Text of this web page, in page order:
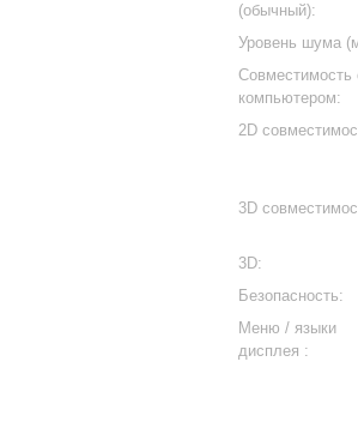
(обычный):
Уровень шума
Совместимость
компьютером:
2D
3D
3D:
Безопасность:
Меню / языки
дисплея :